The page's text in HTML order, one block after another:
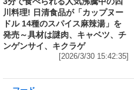
川料理! 日清食品が「カップヌー
ドル 14種のスパイス麻辣湯」を
発売～具材は謎肉、キャベツ、チ
ンゲンサイ、キクラゲ
[2026/3/30 15:42:35]